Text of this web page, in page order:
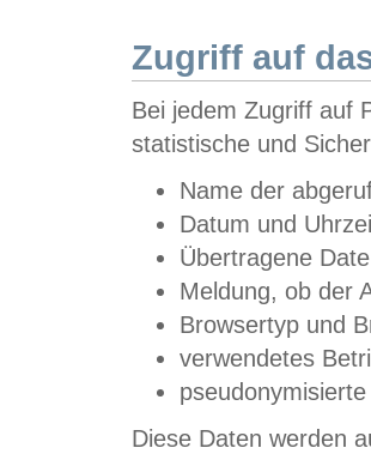
Zugriff auf
Bei jedem Zugriff auf
statistische und
Name der
Datum und
Übertragene
Meldung, ob der
Browsertyp und
verwendetes
Diese Daten werden